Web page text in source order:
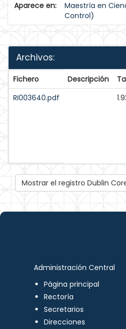
Aparece en:
Maestría en
Control)
Archivos:
Fichero Descripción
RI003640.pdf
Mostrar el registro Dublin
Administración Central
Página principal
Rectoría
Secretarios
Direcciones